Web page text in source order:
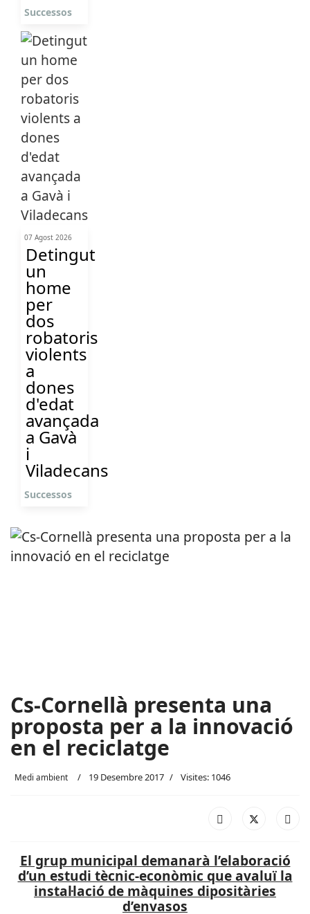
Successos
07 Agost 2026
Detingut
un
home
per
dos
robatoris
violents
a
dones
d'edat
avançada
a Gavà
i
Viladecans
Successos
Cs-Cornellà presenta una
proposta per a la innovació
en el reciclatge
Medi ambient 19 Desembre 2017 Visites: 1046
El grup municipal demanarà l’elaboració
d’un estudi tècnic-econòmic que avaluï la
instal·lació de màquines dipositàries
d’envasos